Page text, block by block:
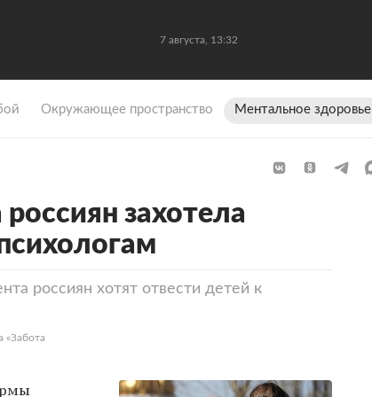
7 августа, 13:32
Окружающее пространство Ментальное здоровье
захотела
россиян хотят отвести детей к
«Забота